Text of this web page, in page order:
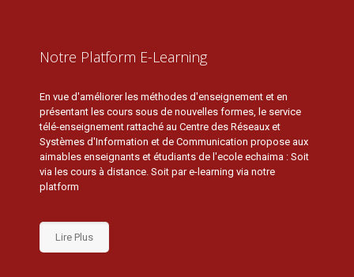
Notre Platform E-Learning
En vue d'améliorer les méthodes d'enseignement et en
présentant les cours sous de nouvelles formes, le service
télé-enseignement rattaché au Centre des Réseaux et
Systèmes d'Information et de Communication propose aux
aimables enseignants et étudiants de l'ecole echaima : Soit
via les cours à distance. Soit par e-learning via notre
platform
Lire Plus